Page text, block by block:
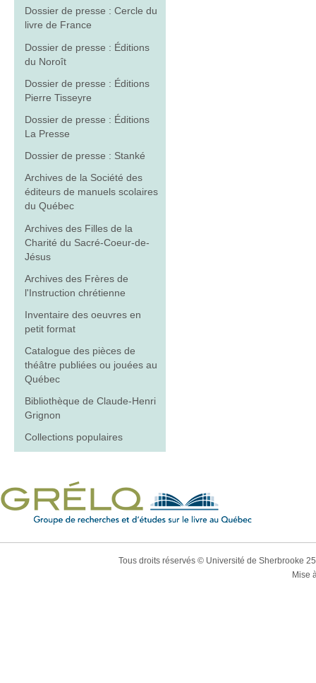
Dossier de presse : Cercle du
livre de France
Dossier de presse : Éditions
du Noroît
Dossier de presse : Éditions
Pierre Tisseyre
Dossier de presse : Éditions
La Presse
Dossier de presse : Stanké
Archives de la Société des
éditeurs de manuels scolaires
du Québec
Archives des Filles de la
Charité du Sacré-Coeur-de-
Jésus
Archives des Frères de
l'Instruction chrétienne
Inventaire des oeuvres en
petit format
Catalogue des pièces de
théâtre publiées ou jouées au
Québec
Bibliothèque de Claude-Henri
Grignon
Collections populaires
Tous droits réservés © Université de Sherbrooke
Mise